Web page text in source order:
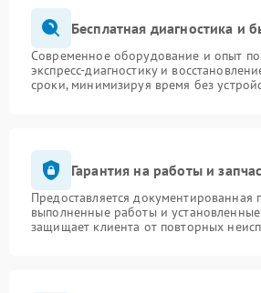
Бесплатная диагностика и
Современное оборудование и опыт
экспресс-диагностику и
сроки, минимизируя время без
Гарантия на работы и
Предоставляется документированная
выполненные работы и установленные
защищает клиента от повторных